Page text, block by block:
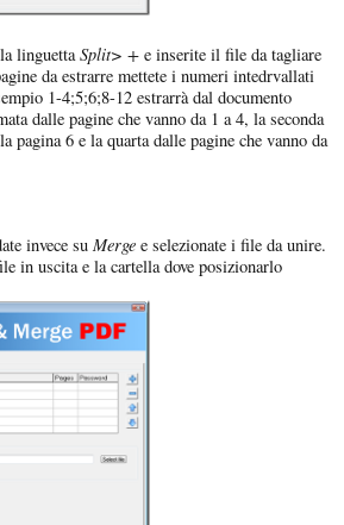
linguettaSplit> + e inserite il file da tagliare
da estrarre mettete i numeri intedrvallati
1-4;5;6;8-12 estrarrà dal documento
dalle pagine che vanno da 1 a 4, la seconda
pagina 6 e la quarta dalle pagine che vanno da
invece su Merge e selezionate i file da unire.
in uscita e la cartella dove posizionarlo